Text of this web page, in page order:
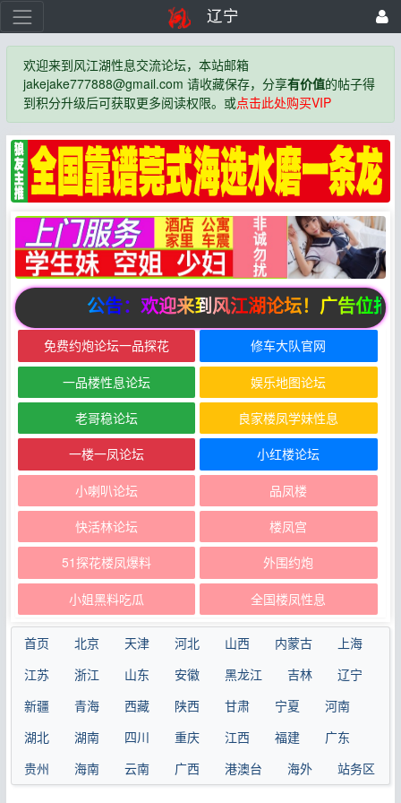
辽宁
欢迎来到风江湖性息交流论坛，本站邮箱
jakejake777888@gmail.com 请收藏保存，分享有价值的帖子得
到积分升级后可获取更多阅读权限。或点击此处购买VIP
公告：欢迎来到风江湖论坛！广告位招
免费约炮论坛一品探花 修车大队官网
一品楼性息论坛 娱乐地图论坛
老哥稳论坛 良家楼凤学妹性息
一楼一凤论坛 小红楼论坛
小喇叭论坛 品凤楼
快活林论坛 楼凤宫
51探花楼凤爆料 外围约炮
小姐黑料吃瓜 全国楼凤性息
首页 北京 天津 河北 山西 内蒙古
上海
江苏
浙江 山东 安徽 黑龙江 吉林
辽宁
新疆
青海 西藏 陕西 甘肃 宁夏
河南
湖北
湖南 四川 重庆 江西 福建
广东
贵州
海南 云南 广西 港澳台 海外 站务区